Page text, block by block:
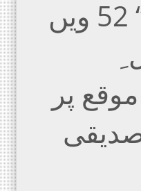
۔۔۔۔۔۔ ‘‘ 52 ویں
پر